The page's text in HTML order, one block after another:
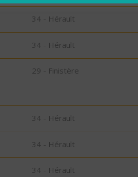
34 - Hérault
34 - Hérault
29 - Finistère
34 - Hérault
34 - Hérault
34 - Hérault